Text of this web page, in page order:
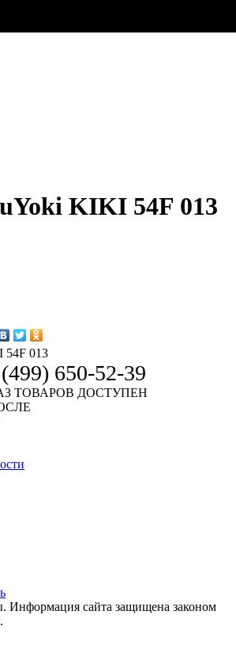
KIKI 54F 013
54F 013
650-52-39
ТОВАРОВ ДОСТУПЕН
Информация сайта защищена законом